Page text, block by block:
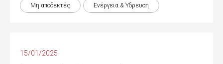
Μη αποδεκτές Ενέργεια & Ύδρευση
15/01/2025